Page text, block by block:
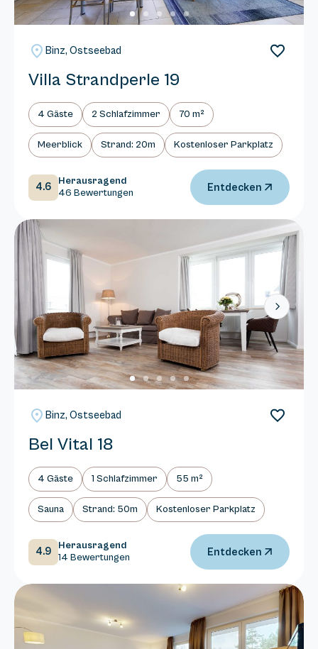
Binz, Ostseebad
Villa Strandperle 19
4 Gäste 2 Schlafzimmer 70 m²
Meerblick Strand: 20m Kostenloser Parkplatz
4.6
Herausragend
46 Bewertungen
Entdecken
Next
Binz, Ostseebad
Bel Vital 18
4 Gäste 1 Schlafzimmer 55 m²
Sauna Strand: 50m Kostenloser Parkplatz
4.9
Herausragend
14 Bewertungen
Entdecken